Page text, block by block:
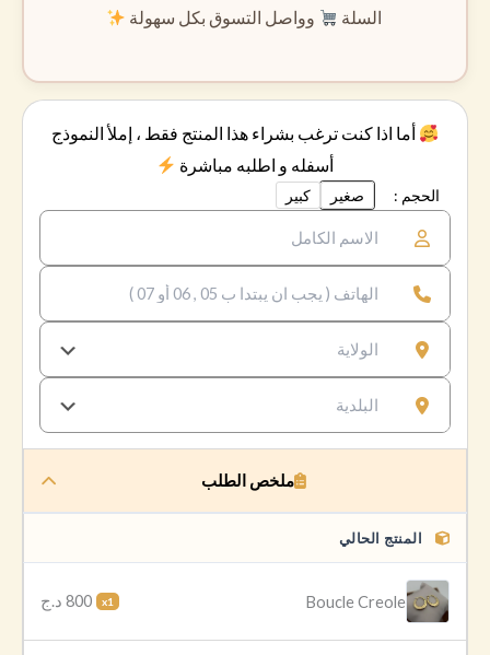
السلة
وواصل التسوق بكل سهولة
أما اذا كنت ترغب بشراء هذا المنتج فقط ، إملأ النموذج
أسفله و اطلبه مباشرة
الحجم : صغير كبير
ملخص الطلب
المنتج الحالي
Boucle Creole
x1 800 د.ج